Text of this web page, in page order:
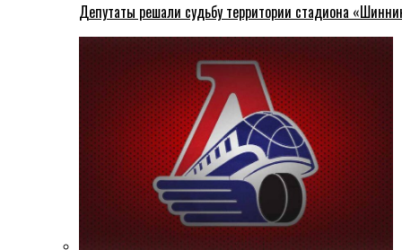
Депутаты решали судьбу территории стадиона